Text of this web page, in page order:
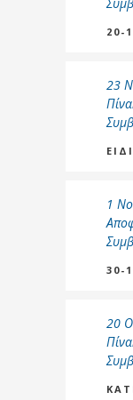
20-
23
1
30-
20